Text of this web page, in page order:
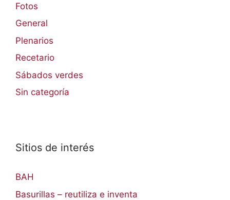
Fotos
General
Plenarios
Recetario
Sábados verdes
Sin categoría
Sitios de interés
BAH
Basurillas – reutiliza e inventa